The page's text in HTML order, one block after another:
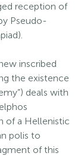
reception of
Pseudo-
inscribed
the existence
deals with
of a Hellenistic
polis to
of this